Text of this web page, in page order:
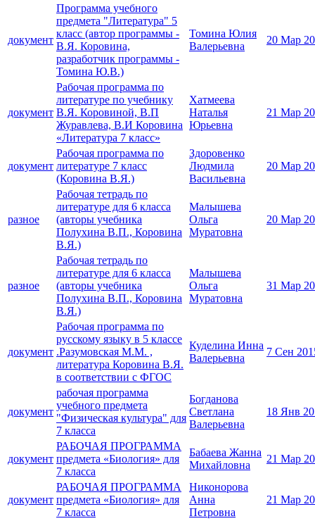
документ
Программа учебного
предмета "Литература" 5
класс (автор программы -
В.Я. Коровина,
разработчик программы -
Томина Ю.В.)
Томина Юлия
Валерьевна
20 Мар
документ
Рабочая программа по
литературе по учебнику
В.Я. Коровиной, В.П
Журавлева, В.И Коровина
«Литература 7 класс»
Хатмеева
Наталья
Юрьевна
21 Мар
документ
Рабочая программа по
литературе 7 класс
(Коровина В.Я.)
Здоровенко
Людмила
Васильевна
20 Мар
разное
Рабочая тетрадь по
литературе для 6 класса
(авторы учебника
Полухина В.П., Коровина
В.Я.)
Малышева
Ольга
Муратовна
20 Мар
разное
Рабочая тетрадь по
литературе для 6 класса
(авторы учебника
Полухина В.П., Коровина
В.Я.)
Малышева
Ольга
Муратовна
31 Мар
документ
Рабочая программа по
русскому языку в 5 классе
.Разумовская М.М. ,
литература Коровина В.Я.
в соответствии с ФГОС
Куделина Инна
Валерьевна
7 Сен
документ
рабочая программа
учебного предмета
"Физическая культура" для
7 класса
Богданова
Светлана
Валерьевна
18 Янв
документ
РАБОЧАЯ ПРОГРАММА
предмета «Биология» для
7 класса
Бабаева Жанна
Михайловна
21 Мар
документ
РАБОЧАЯ ПРОГРАММА
предмета «Биология» для
7 класса
Никонорова
Анна
Петровна
21 Мар